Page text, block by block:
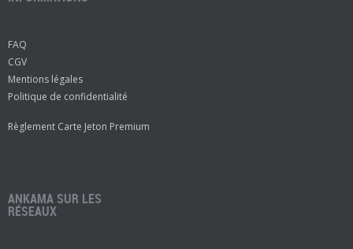
FAQ
CGV
Mentions légales
Politique de confidentialité
Règlement Carte Jeton Premium
ANKAMA SUR LES
RÉSEAUX